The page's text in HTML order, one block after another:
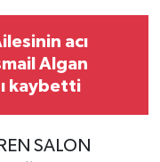
acı
Algan
kaybetti
SALON